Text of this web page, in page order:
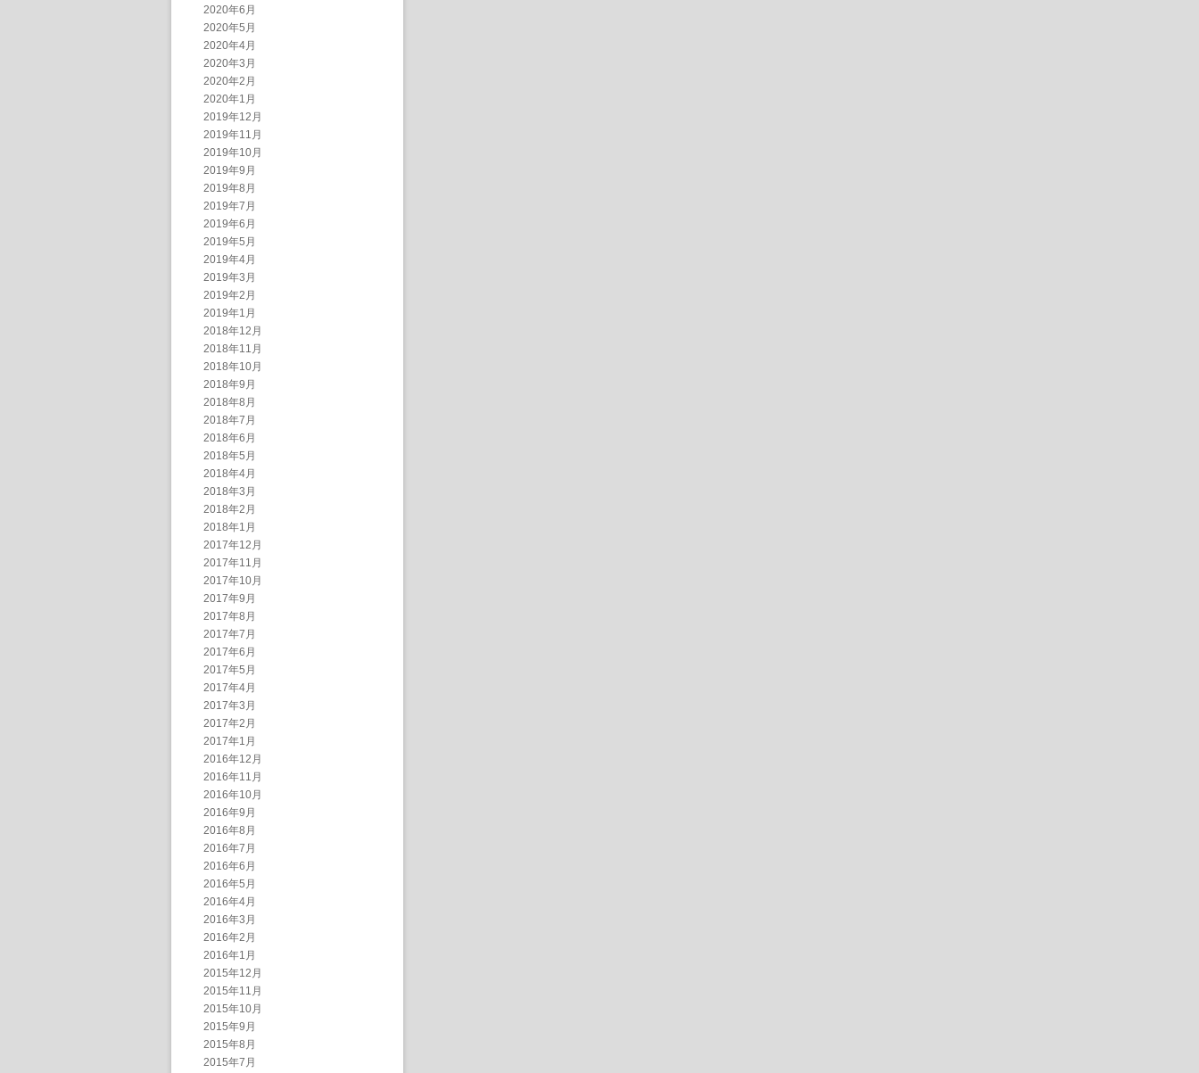
2020年6月
2020年5月
2020年4月
2020年3月
2020年2月
2020年1月
2019年12月
2019年11月
2019年10月
2019年9月
2019年8月
2019年7月
2019年6月
2019年5月
2019年4月
2019年3月
2019年2月
2019年1月
2018年12月
2018年11月
2018年10月
2018年9月
2018年8月
2018年7月
2018年6月
2018年5月
2018年4月
2018年3月
2018年2月
2018年1月
2017年12月
2017年11月
2017年10月
2017年9月
2017年8月
2017年7月
2017年6月
2017年5月
2017年4月
2017年3月
2017年2月
2017年1月
2016年12月
2016年11月
2016年10月
2016年9月
2016年8月
2016年7月
2016年6月
2016年5月
2016年4月
2016年3月
2016年2月
2016年1月
2015年12月
2015年11月
2015年10月
2015年9月
2015年8月
2015年7月